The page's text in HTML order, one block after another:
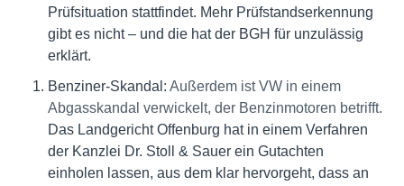
Prüfsituation stattfindet. Mehr Prüfstandserkennung
gibt es nicht – und die hat der BGH für unzulässig
erklärt.
Benziner-Skandal: Außerdem ist VW in einem
Abgasskandal verwickelt, der Benzinmotoren betrifft.
Das Landgericht Offenburg hat in einem Verfahren
der Kanzlei Dr. Stoll & Sauer ein Gutachten
einholen lassen, aus dem klar hervorgeht, dass an